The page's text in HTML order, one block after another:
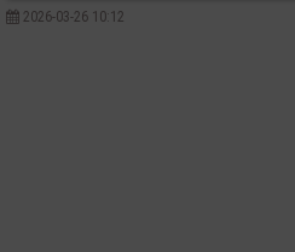
2026-03-26 10:12